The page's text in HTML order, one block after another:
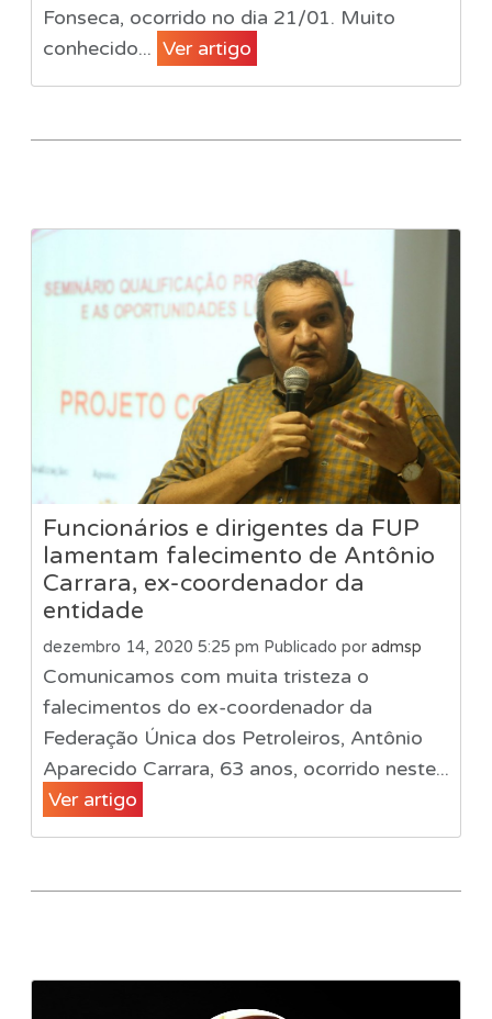
Fonseca, ocorrido no dia 21/01. Muito
conhecido... Ver artigo
Funcionários e dirigentes da FUP
lamentam falecimento de Antônio
Carrara, ex-coordenador da
entidade
dezembro 14, 2020 5:25 pm Publicado por admsp
Comunicamos com muita tristeza o
falecimentos do ex-coordenador da
Federação Única dos Petroleiros, Antônio
Aparecido Carrara, 63 anos, ocorrido neste...
Ver artigo